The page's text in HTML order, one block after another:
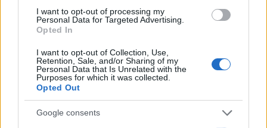
I want to opt-out of processing my
Personal Data for Targeted Advertising.
Opted In
I want to opt-out of Collection, Use,
Retention, Sale, and/or Sharing of my
Personal Data that Is Unrelated with the
Purposes for which it was collected.
Opted Out
Google consents
daGoogle News
Condividi l'articolo